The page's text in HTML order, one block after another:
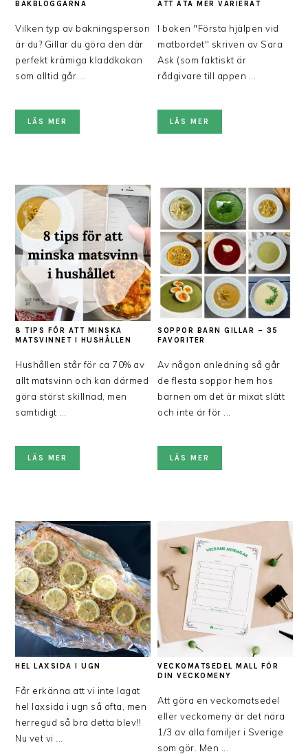
BAKBLOGGARNA
Vilken typ av bakningsperson
är du? Gillar du göra den där
perfekt krämiga kladdkakan
som alltid går ...
LÄS MER
ATT ÄTA MER VARIERAT
I boken "Första hjälpen vid
matbordet" skriven av Sara
Ask (som faktiskt är
rådgivare till appen ...
LÄS MER
8 TIPS FÖR ATT MINSKA
MATSVINNET I HUSHÅLLEN
Hushållen står för ca 70% av
allt matsvinn och kan därmed
göra störst skillnad, men
samtidigt ...
LÄS MER
SOPPOR BARN GILLAR – 35
FAVORITER
Av någon anledning så går
de flesta soppor hem hos
barnen om det är mixat slätt
och inte är för ...
LÄS MER
HEL LAXSIDA I UGN
Får erkänna att vi inte lagat
hel laxsida i ugn så ofta, men
herregud så bra detta blev!!
Nu vet vi ...
VECKOMATSEDEL MALL FÖR
DIN VECKOMENY
Att göra en veckomatsedel
eller veckomeny är det nära
1/3 av alla familjer i Sverige
som gör. Men ...